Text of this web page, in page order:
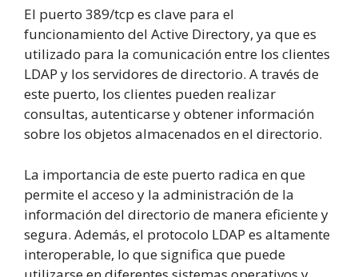
El puerto 389/tcp es clave para el
funcionamiento del Active Directory, ya que es
utilizado para la comunicación entre los clientes
LDAP y los servidores de directorio. A través de
este puerto, los clientes pueden realizar
consultas, autenticarse y obtener información
sobre los objetos almacenados en el directorio.
La importancia de este puerto radica en que
permite el acceso y la administración de la
información del directorio de manera eficiente y
segura. Además, el protocolo LDAP es altamente
interoperable, lo que significa que puede